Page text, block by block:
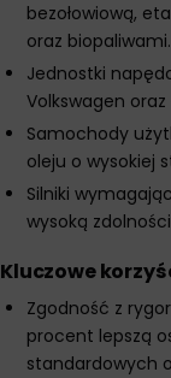
bezołowiową,
oraz biopaliwami.
Jednostki
Volkswagen oraz
Samochody
oleju o wysokiej
Silniki
wysoką
Kluczowe
Zgodność z
procent lepszą
standardowych